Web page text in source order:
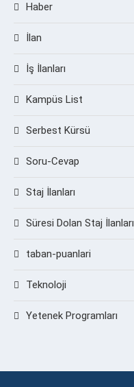
Haber
İlan
İş İlanları
Kampüs List
Serbest Kürsü
Soru-Cevap
Staj İlanları
Süresi Dolan Staj İlanları
taban-puanlari
Teknoloji
Yetenek Programları